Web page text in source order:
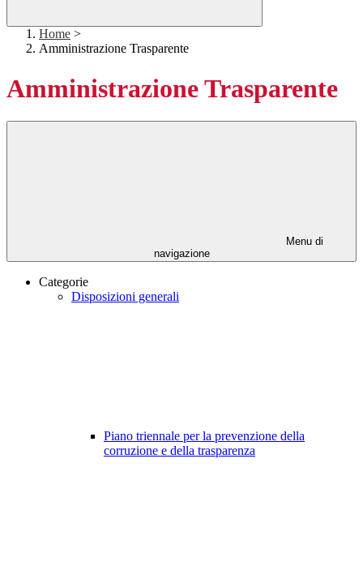
Home >
Amministrazione Trasparente
Amministrazione Trasparente
Menu di
navigazione
Categorie
Disposizioni generali
Piano triennale per la prevenzione della
corruzione e della trasparenza